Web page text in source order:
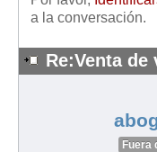
a la conversación.
Re:Venta
Fuera